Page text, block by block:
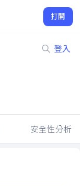
打開
登入
安全性分析